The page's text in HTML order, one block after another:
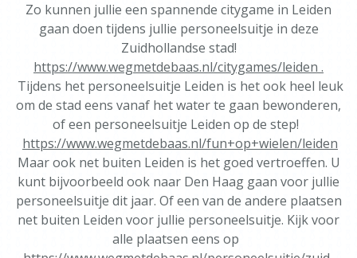
Zo kunnen jullie een spannende citygame in Leiden
gaan doen tijdens jullie personeelsuitje in deze
Zuidhollandse stad!
https://www.wegmetdebaas.nl/citygames/leiden .
Tijdens het personeelsuitje Leiden is het ook heel leuk
om de stad eens vanaf het water te gaan bewonderen,
of een personeelsuitje Leiden op de step!
https://www.wegmetdebaas.nl/fun+op+wielen/leiden
Maar ook net buiten Leiden is het goed vertroeffen. U
kunt bijvoorbeeld ook naar Den Haag gaan voor jullie
personeelsuitje dit jaar. Of een van de andere plaatsen
net buiten Leiden voor jullie personeelsuitje. Kijk voor
alle plaatsen eens op